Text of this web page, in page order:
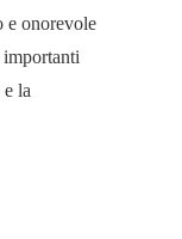
e onorevole
la